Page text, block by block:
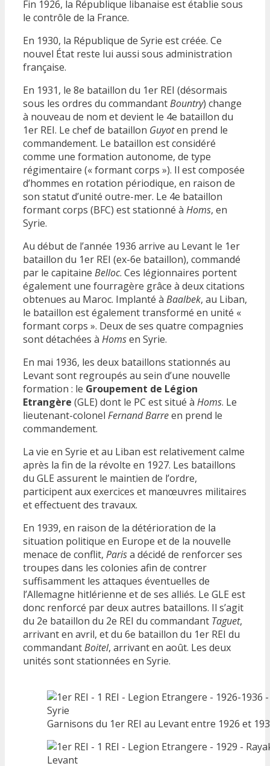
Fin 1926, la République libanaise est établie sous
le contrôle de la France.
En 1930, la République de Syrie est créée. Ce
nouvel État reste lui aussi sous administration
française.
En 1931, le 8e bataillon du 1er REI (désormais
sous les ordres du commandantBountry) change
à nouveau de nom et devient le 4e bataillon du
1er REI. Le chef de bataillon Guyoten prend le
commandement. Le bataillon est considéré
comme une formation autonome, de type
régimentaire (« formant corps »). Il est composée
d’hommes en rotation périodique, en raison de
son statut d’unité outre-mer. Le 4e bataillon
formant corps (BFC) est stationné à Homs, en
Syrie.
Au début de l’année 1936 arrive au Levant le 1er
bataillon du 1er REI (ex-6e bataillon), commandé
par le capitaine Belloc. Ces légionnaires portent
également une fourragère grâce à deux citations
obtenues au Maroc. Implanté à Baalbek, au Liban,
le bataillon est également transformé en unité «
formant corps ». Deux de ses quatre compagnies
sont détachées à Homsen Syrie.
En mai 1936, les deux bataillons stationnés au
Levant sont regroupés au sein d’une nouvelle
formation : le Groupement de Légion
Etrangère (GLE) dont le PC est situé à Homs. Le
lieutenant-colonel Fernand Barreen prend le
commandement.
La vie en Syrie et au Liban est relativement calme
après la fin de la révolte en 1927. Les bataillons
du GLE assurent le maintien de l’ordre,
participent aux exercices et manœuvres militaires
et effectuent des travaux.
En 1939, en raison de la détérioration de la
situation politique en Europe et de la nouvelle
menace de conflit, Parisa décidé de renforcer ses
troupes dans les colonies afin de contrer
suffisamment les attaques éventuelles de
l’Allemagne hitlérienne et de ses alliés. Le GLE est
donc renforcé par deux autres bataillons. Il s’agit
du 2e bataillon du 2e REI du commandant Taguet,
arrivant en avril, et du 6e bataillon du 1er REI du
commandantBoitel, arrivant en août. Les deux
unités sont stationnées en Syrie.
Garnisons du 1er REI au Levant entre 1926 et